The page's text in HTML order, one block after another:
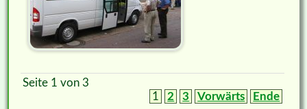
Seite 1 von 3
1
2 3 Vorwärts Ende